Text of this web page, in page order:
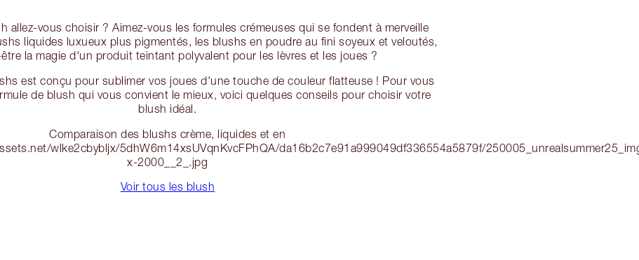
allez-vous choisir ? Aimez-vous les formules crémeuses qui se fondent à merveille
liquides luxueux plus pigmentés, les blushs en poudre au fini soyeux et veloutés,
la magie d'un produit teintant polyvalent pour les lèvres et les joues ?
est conçu pour sublimer vos joues d'une touche de couleur flatteuse ! Pour vous
de blush qui vous convient le mieux, voici quelques conseils pour choisir votre
blush idéal.
Comparaison des blushs crème, liquides et en
wlke2cbybljx/5dhW6m14xsUVqnKvcFPhQA/da16b2c7e91a999049df336554a5879f/
x-2000__2_.jpg
Voir tous les blush